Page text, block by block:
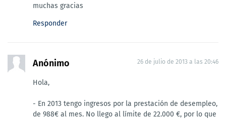
muchas gracias
Responder
Anónimo 26 de julio de 2013 a las 20:46
Hola,
- En 2013 tengo ingresos por la prestación de desempleo,
de 988€ al mes. No llego al límite de 22.000 €, por lo que